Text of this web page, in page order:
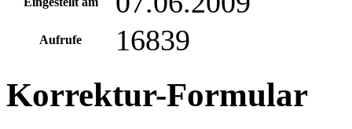
Aufrufe 16839
Korrektur-Formular